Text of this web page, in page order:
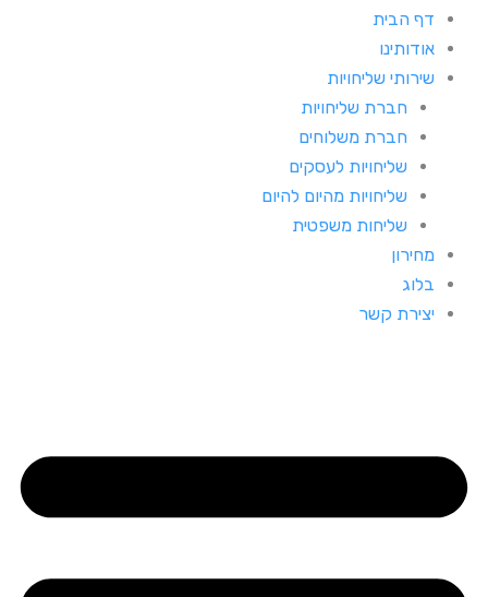
דף הבית
אודותינו
שירותי שליחויות
חברת שליחויות
חברת משלוחים
שליחויות לעסקים
שליחויות מהיום להיום
שליחות משפטית
מחירון
בלוג
יצירת קשר